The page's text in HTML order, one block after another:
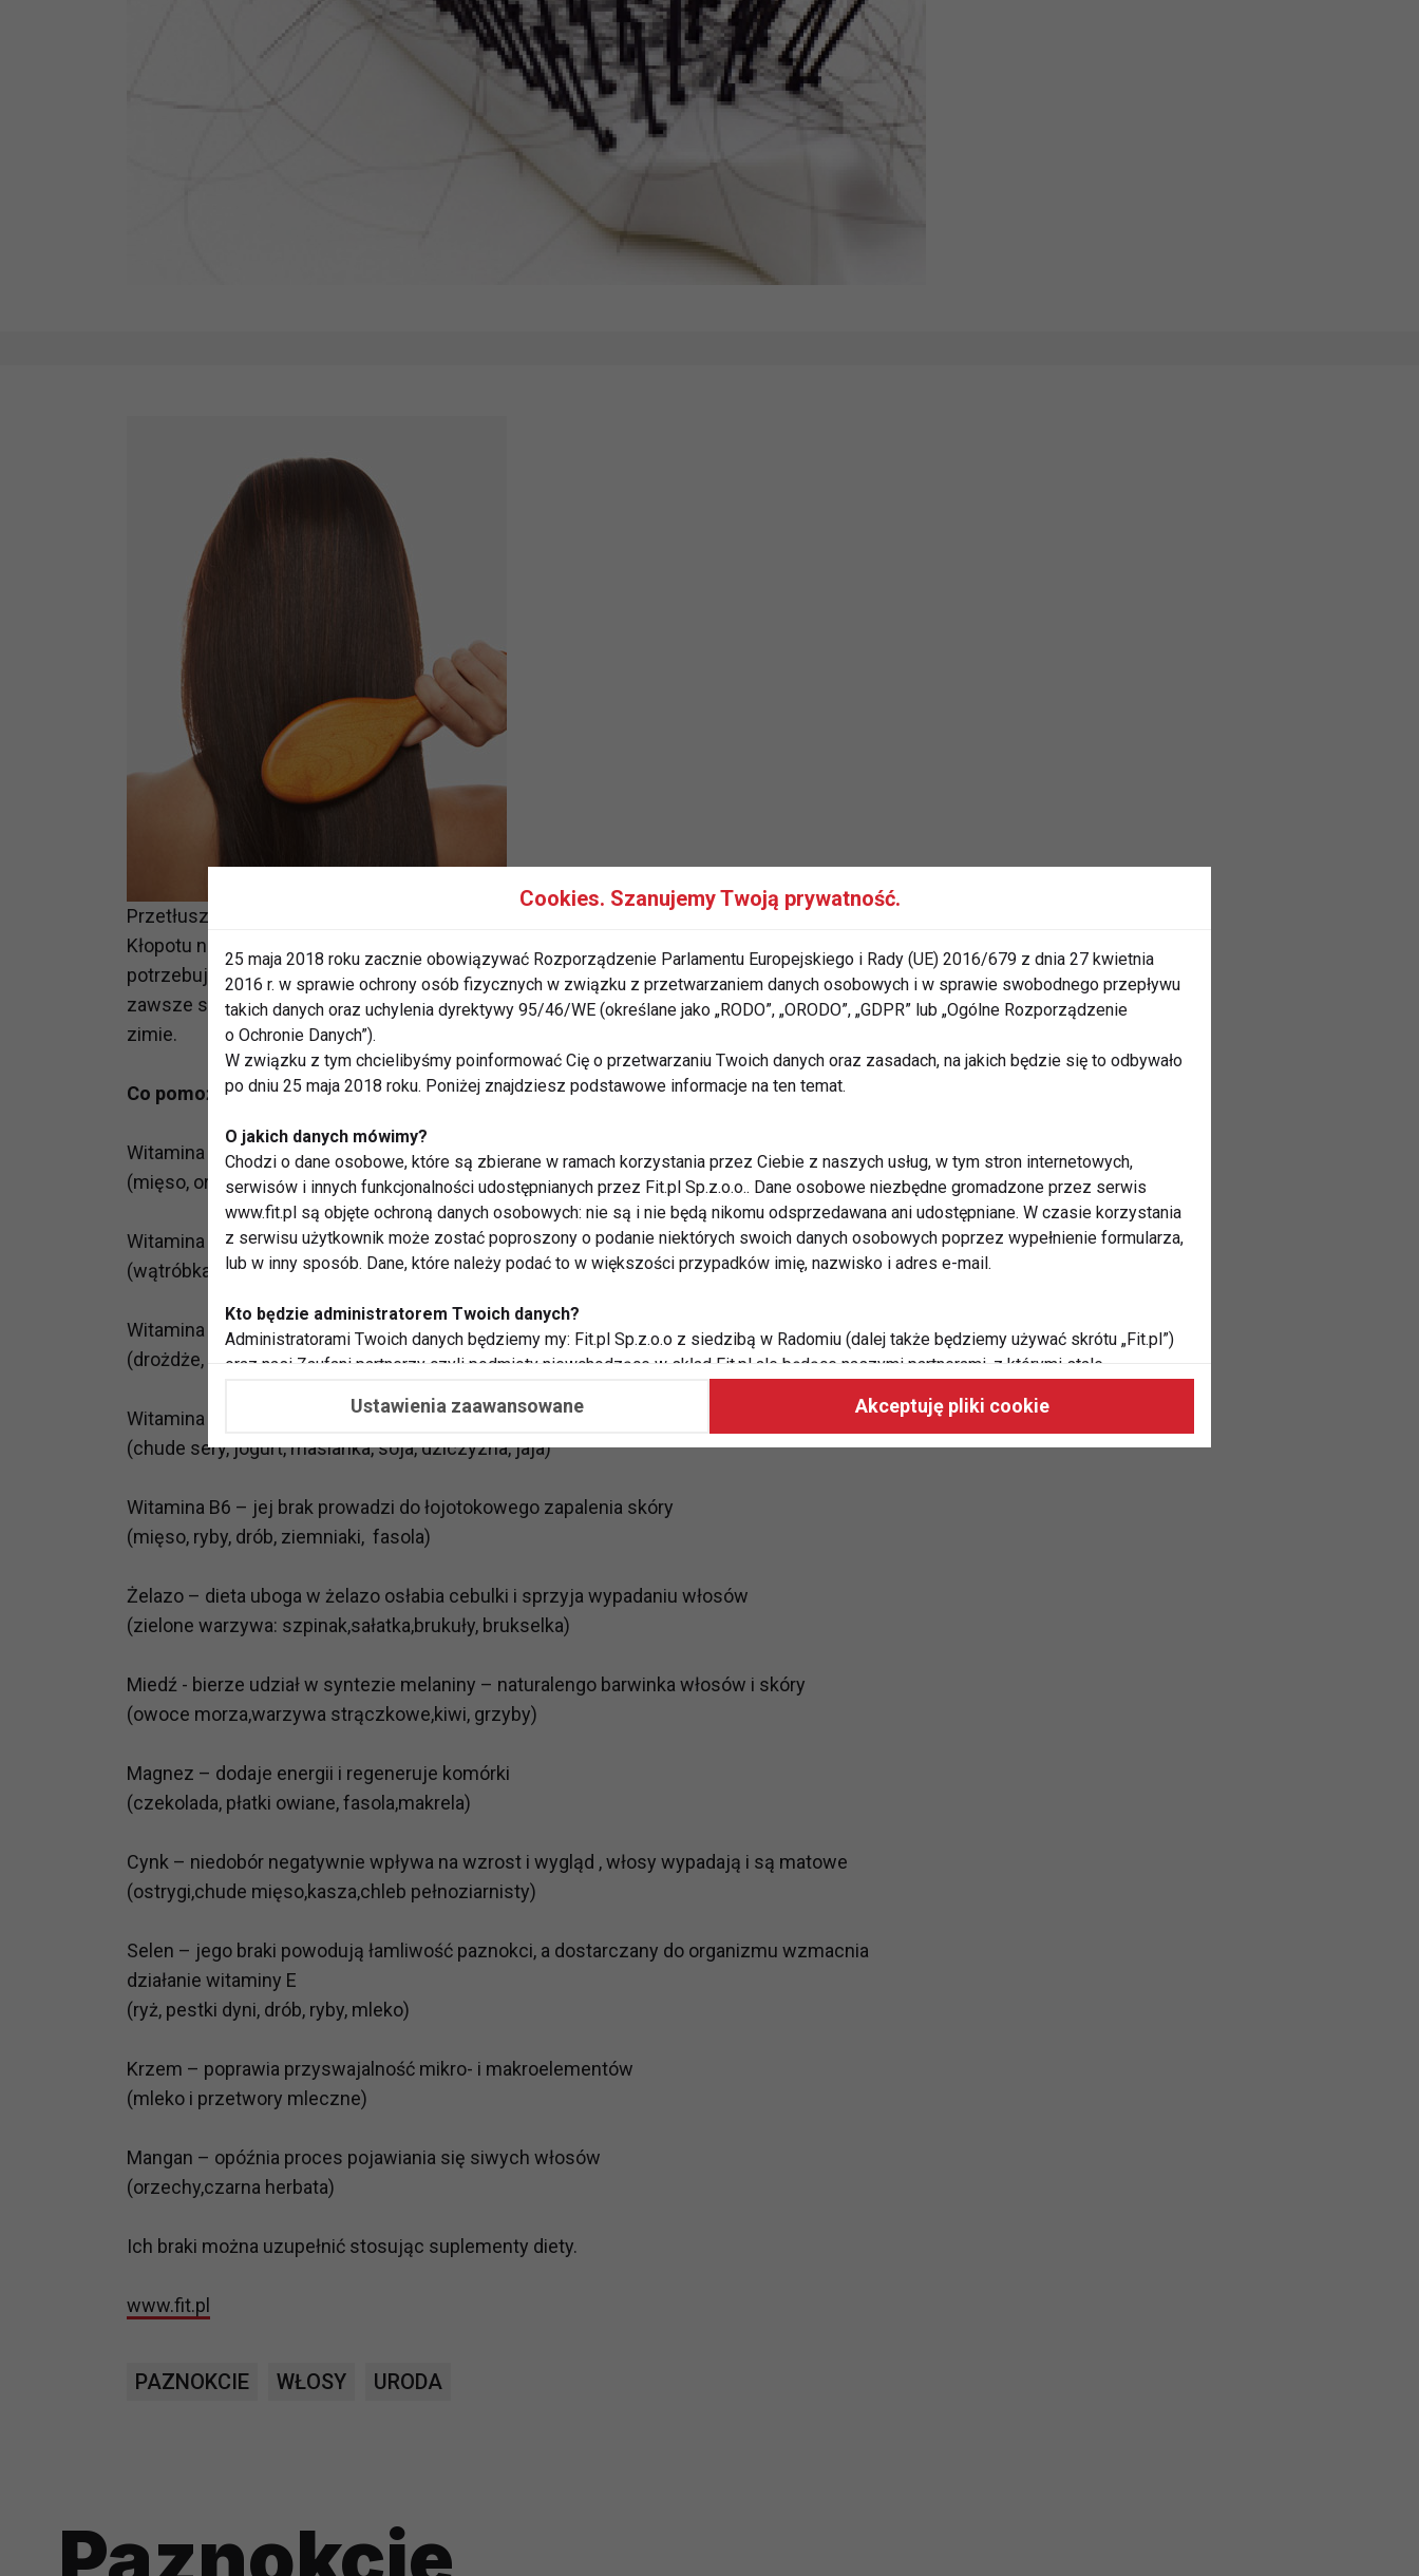
Przetłuszczające się włosy czy łamiące się paznokcie to nie tylko problem natury estetycznej.
Kłopotu nie rozwiąże częste mycie głowy czy lakier z utwardzaczem. Włosi i paznokcie
potrzebują pomocy od wewnątrz.. O ich zdrowy wygląd zadbają witaminy i minerały, które nie
zawsze są dostarczane w wystarczającej ilości w naszej codziennej diecie, zwłaszcza w
zimie.
Co pomoże włosom i paznokciom?
Witamina PP – jej niedobór powoduje szorstkość włosów; zapobiega wypadaniu włosów
(mięso, orzechy, ziarna zbóż)
Witamina H – dba o sprężystość i blask włosów
(wątróbka, szpinak, orzechy, marchew ,zółtko jaj)
Witamina B1 - wzmacnia zakończenia komórek nerwowych
(drożdże, groch, fasola, podroby, słonecznik, orzechy)
Witamina B2 – jej niedobór powoduje łamlanie się paznokci i przetłuszczanie się włosów
(chude sery, jogurt, maslanka, soja, dziczyzna, jaja)
Witamina B6 – jej brak prowadzi do łojotokowego zapalenia skóry
(mięso, ryby, drób, ziemniaki, fasola)
Żelazo – dieta uboga w żelazo osłabia cebulki i sprzyja wypadaniu włosów
(zielone warzywa: szpinak,sałatka,brukuły, brukselka)
Miedź - bierze udział w syntezie melaniny – naturalengo barwinka włosów i skóry
(owoce morza,warzywa strączkowe,kiwi, grzyby)
Magnez – dodaje energii i regeneruje komórki
(czekolada, płatki owiane, fasola,makrela)
Cynk – niedobór negatywnie wpływa na wzrost i wygląd , włosy wypadają i są matowe
(ostrygi,chude mięso,kasza,chleb pełnoziarnisty)
Selen – jego braki powodują łamliwość paznokci, a dostarczany do organizmu wzmacnia
działanie witaminy E
(ryż, pestki dyni, drób, ryby, mleko)
Krzem – poprawia przyswajalność mikro- i makroelementów
(mleko i przetwory mleczne)
Mangan – opóźnia proces pojawiania się siwych włosów
(orzechy,czarna herbata)
Ich braki można uzupełnić stosując suplementy diety.
www.fit.pl
PAZNOKCIE WŁOSY URODA
Cookies. Szanujemy Twoją prywatność.
25 maja 2018 roku zacznie obowiązywać Rozporządzenie Parlamentu Europejskiego i Rady (UE) 2016/679 z dnia 27 kwietnia
2016 r. w sprawie ochrony osób fizycznych w związku z przetwarzaniem danych osobowych i w sprawie swobodnego przepływu
takich danych oraz uchylenia dyrektywy 95/46/WE (określane jako „RODO”, „ORODO”, „GDPR” lub „Ogólne Rozporządzenie
o Ochronie Danych”).
W związku z tym chcielibyśmy poinformować Cię o przetwarzaniu Twoich danych oraz zasadach, na jakich będzie się to odbywało
po dniu 25 maja 2018 roku. Poniżej znajdziesz podstawowe informacje na ten temat.
O jakich danych mówimy?
Chodzi o dane osobowe, które są zbierane w ramach korzystania przez Ciebie z naszych usług, w tym stron internetowych,
serwisów i innych funkcjonalności udostępnianych przez Fit.pl Sp.z.o.o.. Dane osobowe niezbędne gromadzone przez serwis
www.fit.pl są objęte ochroną danych osobowych: nie są i nie będą nikomu odsprzedawana ani udostępniane. W czasie korzystania
z serwisu użytkownik może zostać poproszony o podanie niektórych swoich danych osobowych poprzez wypełnienie formularza,
lub w inny sposób. Dane, które należy podać to w większości przypadków imię, nazwisko i adres e-mail.
Kto będzie administratorem Twoich danych?
Administratorami Twoich danych będziemy my: Fit.pl Sp.z.o.o z siedzibą w Radomiu (dalej także będziemy używać skrótu „Fit.pl”)
oraz nasi Zaufani partnerzy czyli podmioty niewchodzące w skład Fit.pl ale będące naszymi partnerami, z którymi stale
potrzeb i zainteresowań.
Dlaczego chcemy przetwarzać Twoje dane?
dopasować treści stron i ich tematykę, w tym tematykę ukazujących się tam materiałów do Twoich zainteresowań oraz do
przeprowadzania konkursów z nagrodami,
pokazywać Ci reklamy dopasowane do Twoich potrzeb i zainteresowań,
dokonywać pomiarów, które pozwalają nam udoskonalać nasze usługi i sprawić, że będą maksymalnie odpowiadać Twoim
potrzebom
Komu możemy przekazać dane?
Zgodnie z obowiązującym prawem Twoje dane możemy przekazywać podmiotom przetwarzającym je na nasze zlecenie,
obowiązującego prawa np. sądy lub organy ścigania – oczywiście tylko gdy wystąpią z żądaniem w oparciu o stosowną podstawę
prawną. Pragniemy też wspomnieć, że na większości stron internetowych dane o ruchu użytkowników zbierane są przez naszych
Zaufanych parterów.
Jakie masz prawa w stosunku do Twoich danych?
Masz między innymi prawo do żądania dostępu do danych, sprostowania, usunięcia lub ograniczenia ich przetwarzania. Możesz
szczegółowo tutaj.
Jakie są podstawy prawne przetwarzania Twoich danych?
Każde przetwarzanie Twoich danych musi być oparte na właściwej, zgodnej z obowiązującymi przepisami, podstawie prawnej.
analizowania ich i udoskonalania oraz zapewniania ich bezpieczeństwa jest niezbędność do wykonania umów o ich świadczenie
(tymi umowami są zazwyczaj regulaminy lub podobne dokumenty dostępne w usługach, z których korzystasz). Taką podstawą
Przetwarzanie Twoich danych w celach marketingowych podmiotów trzecich będzie odbywać się na podstawie Twojej dobrowolnej
zgody.
Ustawienia zaawansowane Akceptuję pliki cookie